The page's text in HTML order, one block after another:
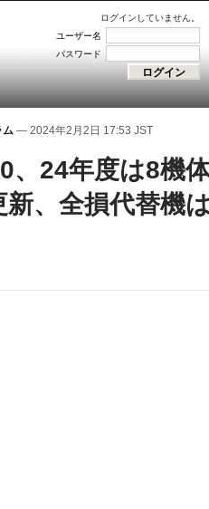
ログインしていません。
ユーザー名
パスワード
ム — 2024年2月2日 17:53 JST
、24年度は8機
、全損代替機